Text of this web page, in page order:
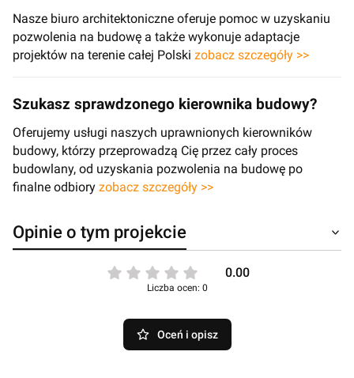
Nasze biuro architektoniczne oferuje pomoc w uzyskaniu
pozwolenia na budowę a także wykonuje adaptacje
projektów na terenie całej Polski zobacz szczegóły >>
Szukasz sprawdzonego kierownika budowy?
Oferujemy usługi naszych uprawnionych kierowników
budowy, którzy przeprowadzą Cię przez cały proces
budowlany, od uzyskania pozwolenia na budowę po
finalne odbiory zobacz szczegóły >>
Opinie o tym projekcie
0.00
Liczba ocen: 0
Oceń i opisz